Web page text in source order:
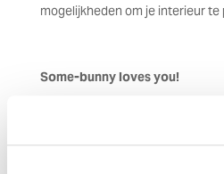
mogelijkheden om je interieur te
Some-bunny loves you!
Iemand in deze tijd een hart
Verpak jouw cadeautje met
voorjaarscollectie! Gebruik ons